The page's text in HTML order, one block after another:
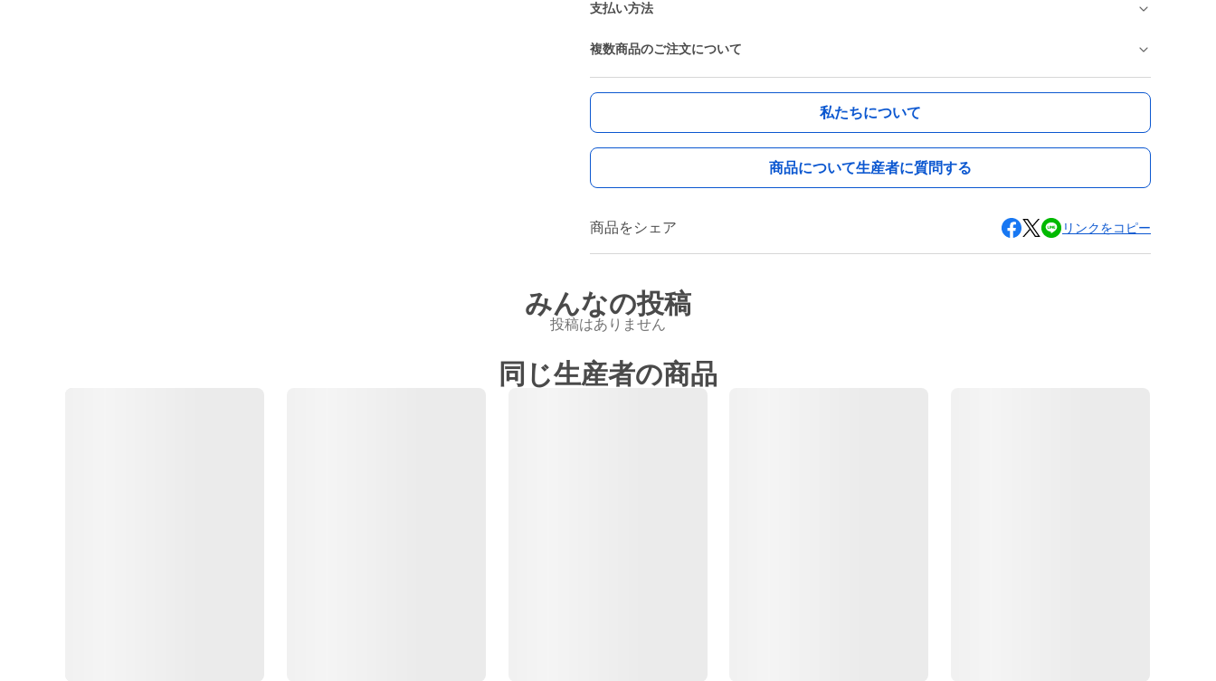
支払い方法
複数商品のご注文について
私たちについて
商品について生産者に質問する
商品をシェア リンクをコピー
みんなの投稿
投稿はありません
同じ生産者の商品